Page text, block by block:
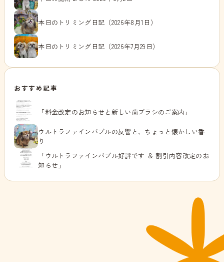
本日のトリミング日記（2026年8月1日）
本日のトリミング日記（2026年7月29日）
おすすめ記事
「料金改定のお知らせと新しい歯ブラシのご案内」
ウルトラファインバブルの反響と、ちょっと懐かしい香
り
「ウルトラファインバブル好評です ＆ 割引内容改定のお
知らせ」